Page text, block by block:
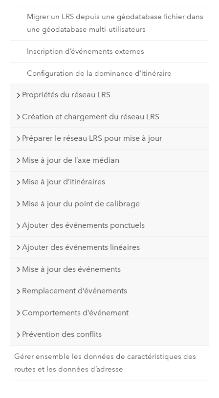
Migrer un LRS depuis une géodatabase fichier dans
une géodatabase multi-utilisateurs
Inscription d’événements externes
Configuration de la dominance d’itinéraire
Propriétés du réseau LRS
Création et chargement du réseau LRS
Préparer le réseau LRS pour mise à jour
Mise à jour de l’axe médian
Mise à jour d’itinéraires
Mise à jour du point de calibrage
Ajouter des événements ponctuels
Ajouter des événements linéaires
Mise à jour des événements
Remplacement d’événements
Comportements d’événement
Prévention des conflits
Gérer ensemble les données de caractéristiques des
routes et les données d’adresse